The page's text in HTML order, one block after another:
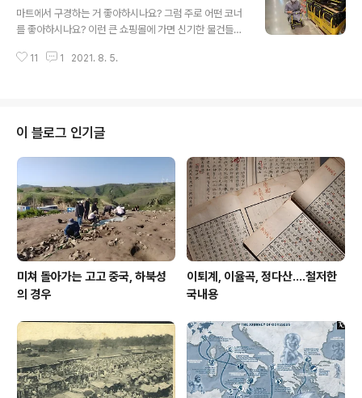
떤 모습이었는지 상상이 잘 안갔습니다. 왠지 전시관에는
왕궁리 유적을 복원해 놓은 디오라마가 있을 것 같아 가고
델링 끝나면 맞춰 다시 와야겠습니다. 더운 여름은 역시 유
마트에서 구경하는 거 좋아하시나요? 그럼 주로 어떤 코너
를 좋아하시나요? 이런 큰 쇼핑몰에 가면 신기한 물건들도
때도 있습니다. 아이디어를 얻지 안아도, 관심있는 코너에
여 활용하면 좋겠다는 생각을 했습니다. 대형 쇼핑몰자체
가 전문가들이 모여 “어떻게 하면 홍보가 잘돼서 잘 팔릴리
게 할까” “어떻게 하면 우리 브랜드의 가치를 올릴 수 있을
까” 등 을 연구한 결과 집합체일 테니깐요. 진열 방법, 위치,
상표 위치, 크기, 색깔, 온도, 매장 노래, 직원들 태도 등~~
~! 사실 ..
11 1 2021. 8. 5.
이 블로그 인기글
미쳐 돌아가는 고고 중국, 하북성
의 경우
이퇴계, 이율곡, 정다산....철저한
국내용